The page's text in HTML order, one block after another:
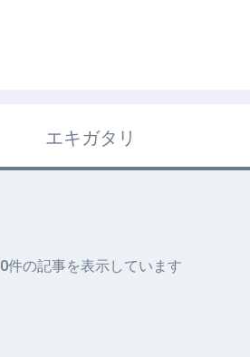
エキガタリ
0件の記事を表示しています